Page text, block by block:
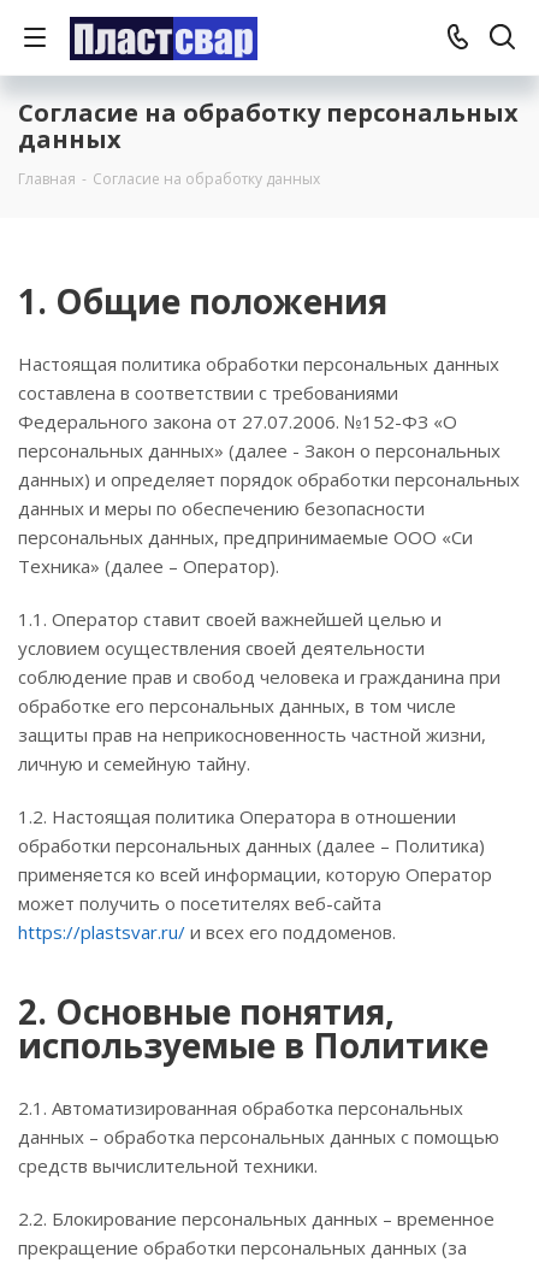
Согласие на обработку персональных
данных
Главная - Согласие на обработку данных
1. Общие положения
Настоящая политика обработки персональных данных
составлена в соответствии с требованиями
Федерального закона от 27.07.2006. №152-ФЗ «О
персональных данных» (далее - Закон о персональных
данных) и определяет порядок обработки персональных
данных и меры по обеспечению безопасности
персональных данных, предпринимаемые ООО «Си
Техника» (далее – Оператор).
1.1. Оператор ставит своей важнейшей целью и
условием осуществления своей деятельности
соблюдение прав и свобод человека и гражданина при
обработке его персональных данных, в том числе
защиты прав на неприкосновенность частной жизни,
личную и семейную тайну.
1.2. Настоящая политика Оператора в отношении
обработки персональных данных (далее – Политика)
применяется ко всей информации, которую Оператор
может получить о посетителях веб-сайта
https://plastsvar.ru/ и всех его поддоменов.
2. Основные понятия,
используемые в Политике
2.1. Автоматизированная обработка персональных
данных – обработка персональных данных с помощью
средств вычислительной техники.
2.2. Блокирование персональных данных – временное
прекращение обработки персональных данных (за